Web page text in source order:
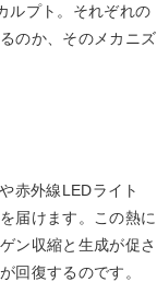
ルプト。それぞれの
のか、そのメカニズ
赤外線LEDライト
届けます。この熱に
ン収縮と生成が促さ
回復するのです。